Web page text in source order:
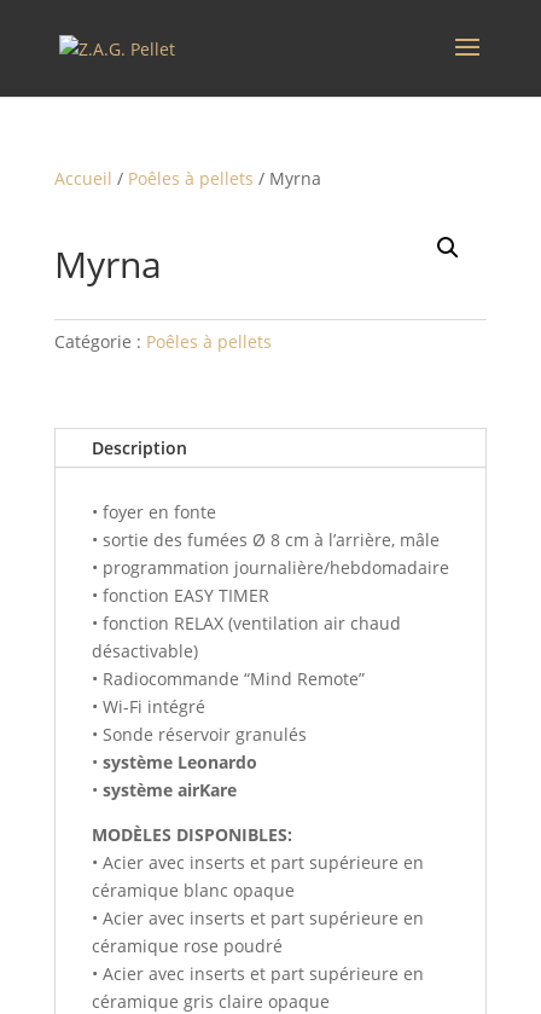
Accueil / Poêles à pellets / Myrna
Myrna
Catégorie : Poêles à pellets
Description
• foyer en fonte
• sortie des fumées Ø 8 cm à l’arrière, mâle
• programmation journalière/hebdomadaire
• fonction EASY TIMER
• fonction RELAX (ventilation air chaud
désactivable)
• Radiocommande “Mind Remote”
• Wi-Fi intégré
• Sonde réservoir granulés
• système Leonardo
• système airKare
MODÈLES DISPONIBLES:
• Acier avec inserts et part supérieure en
céramique blanc opaque
• Acier avec inserts et part supérieure en
céramique rose poudré
• Acier avec inserts et part supérieure en
céramique gris claire opaque